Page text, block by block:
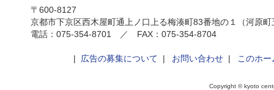
〒600-8127
京都市下京区西木屋町通上ノ口上る梅湊町83番地の１（河原
電話：075-354-8701 ／ FAX：075-354-8704
広告の募集について お問い合わせ| このホー
Copyright © kyoto